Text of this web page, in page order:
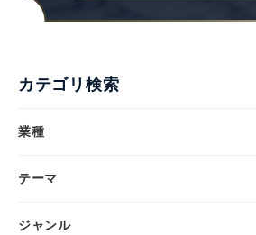
カテゴリ検索
業種
テーマ
ジャンル